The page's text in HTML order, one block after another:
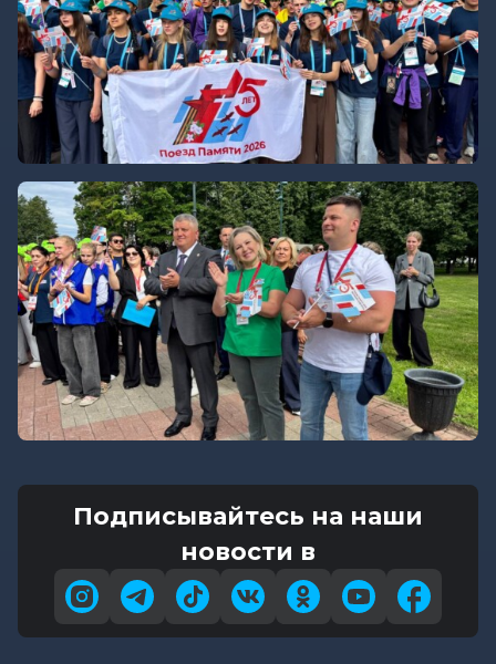
Подписывайтесь на наши
новости в